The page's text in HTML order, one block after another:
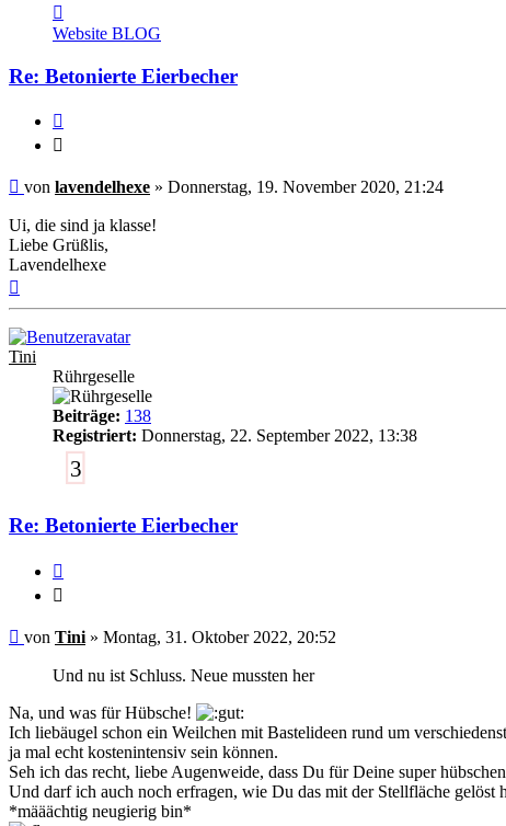
von
lavendelhexe
Website BLOG
Re: Betonierte Eierbecher
Ungelesener
von lavendelhexe » Donnerstag, 19. November 2020, 21:24
Ui, die sind ja klasse!
Liebe Grüßlis,
Lavendelhexe
oben
Tini
Rührgeselle
Beiträge: 138
Registriert: Donnerstag, 22. September 2022, 13:38
3
Re: Betonierte Eierbecher
Ungelesener
von Tini » Montag, 31. Oktober 2022, 20:52
Und nu ist Schluss. Neue mussten her
Na, und was für Hübsche!
Ich liebäugel schon ein Weilchen mit Bastelideen rund um
ja mal echt kostenintensiv sein können.
Seh ich das recht, liebe Augenweide, dass Du für Deine super
Und darf ich auch noch erfragen, wie Du das mit der Stellfläche gelöst
*määächtig neugierig bin*